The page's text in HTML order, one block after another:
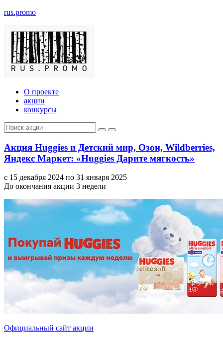
rus.promo
О проекте
акции
конкурсы
Акция Huggies и Детский мир, Озон, Wildberries,
Яндекс Маркет: «Huggies Дарите мягкость»
с 15 декабря 2024 по 31 января 2025
До окончания акции 3 недели
Официальный сайт акции